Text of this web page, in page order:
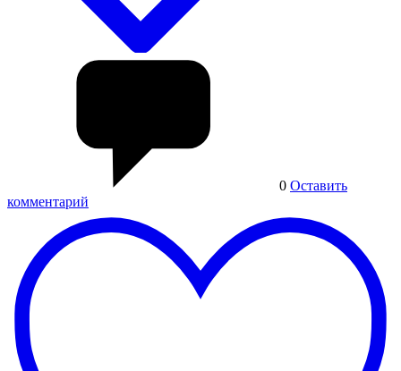
0 Оставить
комментарий